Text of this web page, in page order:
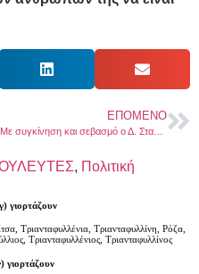
ΕΠΌΜΕΝΟ
Με συγκίνηση και σεβασμό ο Δ. Σταμενίτης στον επαναπατρισμό του ήρωα της Κύπρου Έφεδρο Ανθυπασπιστή, Θεόδωρο Χαραλαμπίδη
, Πολιτική
γιορτάζουν
Τριανταφυλλένια, Τριανταφυλλίνη, Ρόζα,
Τριανταφυλλένιος, Τριανταφυλλίνος
γιορτάζουν